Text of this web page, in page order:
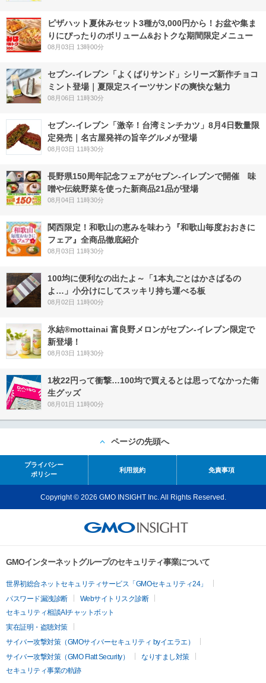
ピザハット夏休みセット3種が3,000円から！お盆や集ま
りにぴったりのボリューム&おトクな期間限定メニュー
08月03日 13時00分
セブン‐イレブン「よくばりサンド」シリーズ新作チョコ
ミント登場｜夏限定スイーツサンドの爽快な魅力
08月06日 11時30分
セブン-イレブン「激辛！台湾ミンチカツ」8月4日数量限
定発売｜名古屋発祥の旨辛グルメが登場
08月03日 11時30分
長野県150周年記念フェアがセブン-イレブンで開催 味
噌や伝統野菜を使った新商品21品が登場
08月04日 11時30分
関西限定！和歌山の恵みを味わう『和歌山毎度おおきに
フェア』全商品徹底紹介
08月03日 11時30分
100均に便利なの出たよ～「1本丸ごとはかさばるの
よ…」小分けにしてスッキリ持ち運べる板
08月02日 11時00分
氷結®mottainai 富良野メロンがセブン‐イレブン限定で
新登場！
08月03日 11時30分
1枚22円って衝撃…100均で買えるとは思ってなかった衛
生グッズ
08月01日 11時00分
ページの先頭へ
プライバシー
ポリシー
利用規約 免責事項
Copyright © 2026 GMO INSIGHT Inc. All Rights Reserved.
GMOインターネットグループのセキュリティ事業について
世界初総合ネットセキュリティサービス「GMOセキュリティ24」
パスワード漏洩診断
Webサイトリスク診断
セキュリティ相談AIチャットボット
実在証明・盗聴対策
サイバー攻撃対策（GMOサイバーセキュリティ byイエラエ）
サイバー攻撃対策（GMO Flatt Security）
なりすまし対策
セキュリティ事業の軌跡